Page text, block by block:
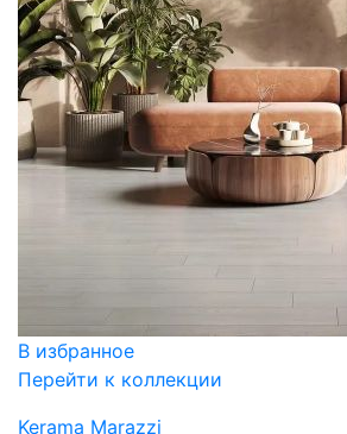
В избранное
Перейти к коллекции
Kerama Marazzi